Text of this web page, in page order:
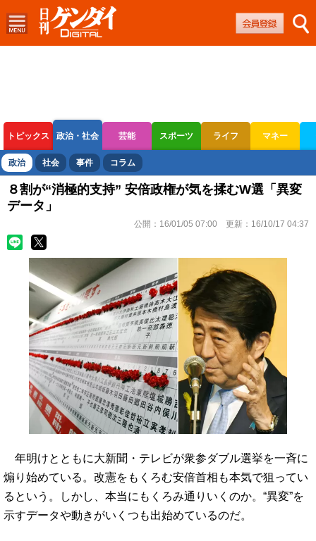
トピックス 政治・社会 芸能 スポーツ ライフ マネー
ボートレース 競輪 オートレース
政治 社会 事件 コラム
８割が“消極的支持” 安倍政権が気を揉むW選「異変
データ」
公開： 16/01/05 07:00 更新： 16/10/17 04:37
年明けとともに大新聞・テレビが衆参ダブル選挙を一斉に
煽り始めている。改憲をもくろむ安倍首相も本気で狙ってい
るという。しかし、本当にもくろみ通りいくのか。“異変”を
示すデータや動きがいくつも出始めているのだ。